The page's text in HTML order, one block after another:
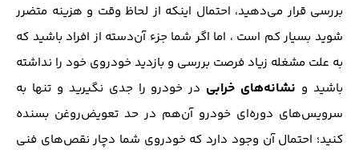
بررسی قرار می‌دهید، احتمال اینکه از لحاظ وقت و هزینه متضرر
شوید بسیار کم است ، اما اگر شما جزء آن‌دسته از افراد باشید که
به علت مشغله زیاد فرصت بررسی و بازدید خودروی خود را نداشته
باشید و نشانه‌های خرابی در خودرو را جدی نگیرید و تنها به
سرویس‌های دوره‌ای خودرو آن‌هم در حد تعویض‌روغن بسنده
کنید؛ احتمال آن وجود دارد که خودروی‌ شما دچار نقص‌های فنی